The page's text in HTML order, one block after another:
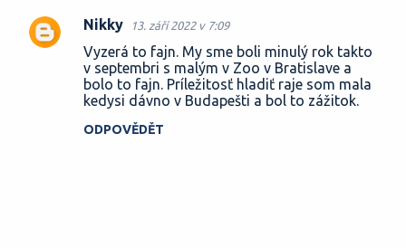
Nikky 13. září 2022 v 7:09
Vyzerá to fajn. My sme boli minulý rok takto
v septembri s malým v Zoo v Bratislave a
bolo to fajn. Príležitosť hladiť raje som mala
kedysi dávno v Budapešti a bol to zážitok.
ODPOVĚDĚT